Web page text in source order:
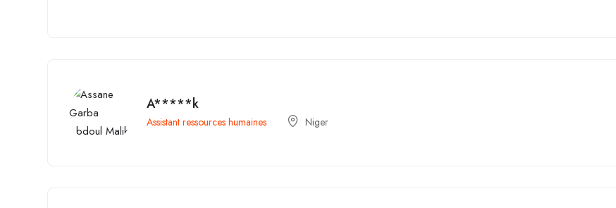
A*****k
Assistant ressources humaines Niger